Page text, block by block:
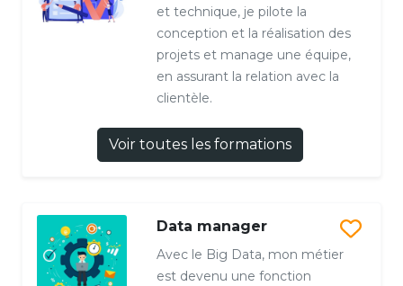
et technique, je pilote la
conception et la réalisation des
projets et manage une équipe,
en assurant la relation avec la
clientèle.
Voir toutes les formations
Data manager
Avec le Big Data, mon métier
est devenu une fonction